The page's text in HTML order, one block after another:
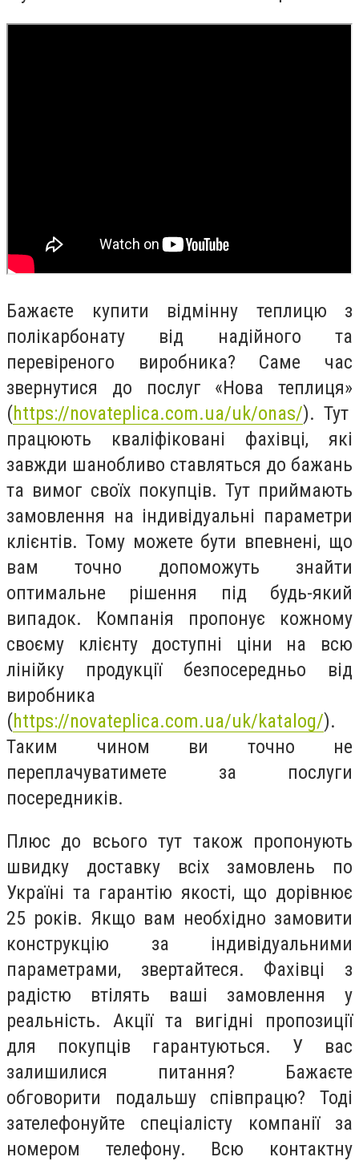
Бажаєте купити відмінну теплицю з
полікарбонату від надійного та
перевіреного виробника? Саме час
звернутися до послуг «Нова теплиця»
(https://novateplica.com.ua/uk/onas/). Тут
працюють кваліфіковані фахівці, які
завжди шанобливо ставляться до бажань
та вимог своїх покупців. Тут приймають
замовлення на індивідуальні параметри
клієнтів. Тому можете бути впевнені, що
вам точно допоможуть знайти
оптимальне рішення під будь-який
випадок. Компанія пропонує кожному
своєму клієнту доступні ціни на всю
лінійку продукції безпосередньо від
виробника
(https://novateplica.com.ua/uk/katalog/).
Таким чином ви точно не
переплачуватимете за послуги
посередників.
Плюс до всього тут також пропонують
швидку доставку всіх замовлень по
Україні та гарантію якості, що дорівнює
25 років. Якщо вам необхідно замовити
конструкцію за індивідуальними
параметрами, звертайтеся. Фахівці з
радістю втілять ваші замовлення у
реальність. Акції та вигідні пропозиції
для покупців гарантуються. У вас
залишилися питання? Бажаєте
обговорити подальшу співпрацю? Тоді
зателефонуйте спеціалісту компанії за
номером телефону. Всю контактну